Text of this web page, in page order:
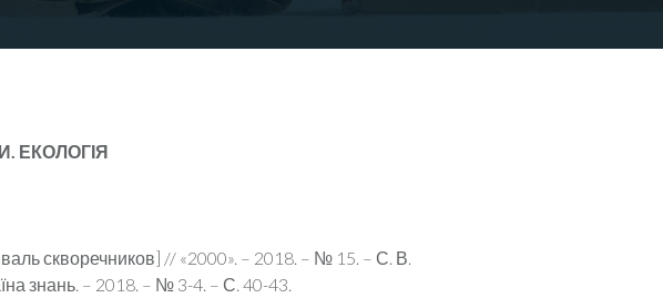
ЕКОЛОГІЯ
скворечников] // «2000». – 2018. – № 15. – С. В.
знань. – 2018. – № 3-4. – С. 40-43.